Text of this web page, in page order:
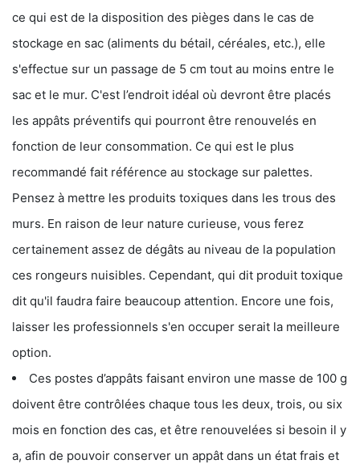
ce qui est de la disposition des pièges dans le cas de
stockage en sac (aliments du bétail, céréales, etc.), elle
s'effectue sur un passage de 5 cm tout au moins entre le
sac et le mur. C'est l’endroit idéal où devront être placés
les appâts préventifs qui pourront être renouvelés en
fonction de leur consommation. Ce qui est le plus
recommandé fait référence au stockage sur palettes.
Pensez à mettre les produits toxiques dans les trous des
murs. En raison de leur nature curieuse, vous ferez
certainement assez de dégâts au niveau de la population
ces rongeurs nuisibles. Cependant, qui dit produit toxique
dit qu'il faudra faire beaucoup attention. Encore une fois,
laisser les professionnels s'en occuper serait la meilleure
option.
Ces postes d’appâts faisant environ une masse de 100 g
doivent être contrôlées chaque tous les deux, trois, ou six
mois en fonction des cas, et être renouvelées si besoin il y
a, afin de pouvoir conserver un appât dans un état frais et